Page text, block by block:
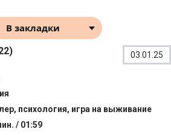
В закладки
03.01.25
психология, игра на выживание
/ 01:59